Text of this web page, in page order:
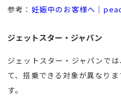
参考： 妊娠中のお客様へ｜
ジェットスター・ジャパン
ジェットスター・ジャパンで
て、搭乗できる対象が異なり
す。